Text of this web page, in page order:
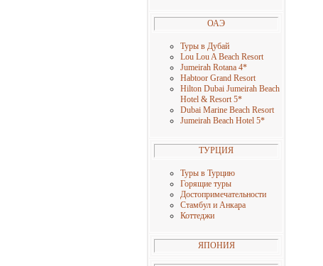
ОАЭ
Туры в Дубай
Lou Lou A Beach Resort
Jumeirah Rotana 4*
Habtoor Grand Resort
Hilton Dubai Jumeirah Beach
Hotel & Resort 5*
Dubai Marine Beach Resort
Jumeirah Beach Hotel 5*
ТУРЦИЯ
Туры в Турцию
Горящие туры
Достопримечательности
Стамбул и Анкара
Коттеджи
ЯПОНИЯ